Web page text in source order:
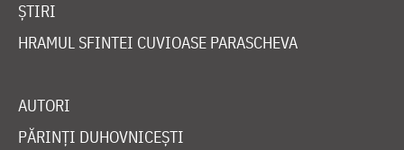
ȘTIRI
HRAMUL SFINTEI CUVIOASE PARASCHEVA
AUTORI
PĂRINȚI DUHOVNICEȘTI